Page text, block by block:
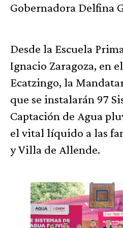
Gobernadora Delfina
Desde la Escuela
Ignacio Zaragoza, en
Ecatzingo, la
que se instalarán 97
Captación de Agua
el vital líquido a las
y Villa de Allende.